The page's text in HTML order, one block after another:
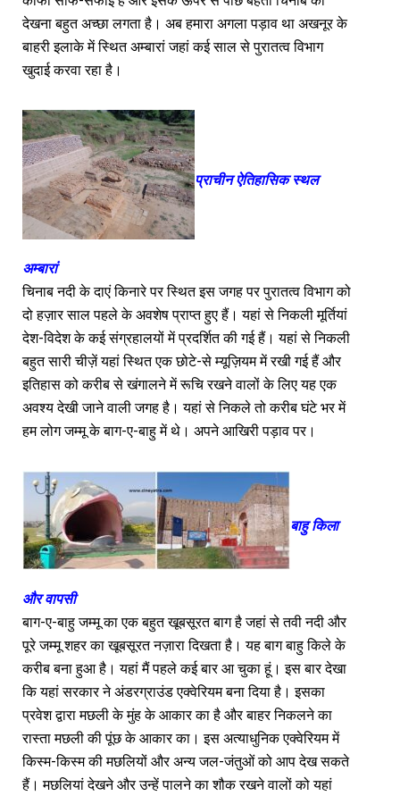
देखना बहुत अच्छा लगता है। अब हमारा अगला पड़ाव था अखनूर के
बाहरी इलाके में स्थित अम्बारां जहां कई साल से पुरातत्व विभाग
खुदाई करवा रहा है।
प्राचीन ऐतिहासिक स्थल
अम्बारां
चिनाब नदी के दाएं किनारे पर स्थित इस जगह पर पुरातत्व विभाग को
दो हज़ार साल पहले के अवशेष प्राप्त हुए हैं। यहां से निकली मूर्तियां
देश-विदेश के कई संग्रहालयों में प्रदर्शित की गई हैं। यहां से निकली
बहुत सारी चीज़ें यहां स्थित एक छोटे-से म्यूज़ियम में रखी गई हैं और
इतिहास को करीब से खंगालने में रूचि रखने वालों के लिए यह एक
अवश्य देखी जाने वाली जगह है। यहां से निकले तो करीब घंटे भर में
हम लोग जम्मू के बाग-ए-बाहु में थे। अपने आखिरी पड़ाव पर।
बाहु किला
और वापसी
बाग-ए-बाहु जम्मू का एक बहुत खूबसूरत बाग है जहां से तवी नदी और
पूरे जम्मू शहर का खूबसूरत नज़ारा दिखता है। यह बाग बाहु किले के
करीब बना हुआ है। यहां मैं पहले कई बार आ चुका हूं। इस बार देखा
कि यहां सरकार ने अंडरग्राउंड एक्वेरियम बना दिया है। इसका
प्रवेश द्वारा मछली के मुंह के आकार का है और बाहर निकलने का
रास्ता मछली की पूंछ के आकार का। इस अत्याधुनिक एक्वेरियम में
किस्म-किस्म की मछलियों और अन्य जल-जंतुओं को आप देख सकते
हैं। मछलियां देखने और उन्हें पालने का शौक रखने वालों को यहां